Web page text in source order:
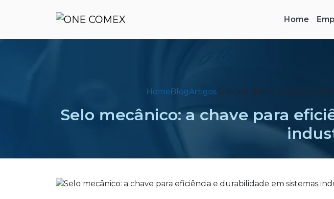
Home
HomeBlogArtigosSelo mecânico: a chave para
Selo mecânico: a chave para